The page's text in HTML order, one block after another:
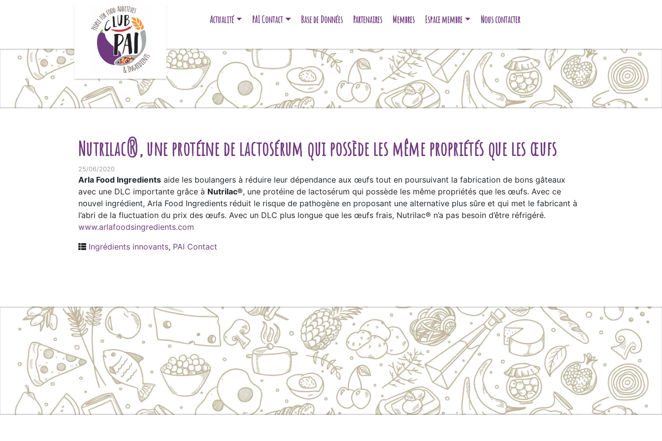
Actualité PAI Contact Base de Données Partenaires Membres Espace membre Nous contacter
Nutrilac®, une protéine de lactosérum qui possède les même propriétés que les œufs
25/06/2020
Arla Food Ingredients aide les boulangers à réduire leur dépendance aux œufs tout en poursuivant la fabrication de bons gâteaux
avec une DLC importante grâce à Nutrilac®, une protéine de lactosérum qui possède les même propriétés que les œufs. Avec ce
nouvel ingrédient, Arla Food Ingredients réduit le risque de pathogène en proposant une alternative plus sûre et qui met le fabricant à
l’abri de la fluctuation du prix des œufs. Avec un DLC plus longue que les œufs frais, Nutrilac® n’a pas besoin d’être réfrigéré.
www.arlafoodsingredients.com
Ingrédients innovants, PAI Contact